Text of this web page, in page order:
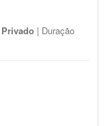
Privado | Duração